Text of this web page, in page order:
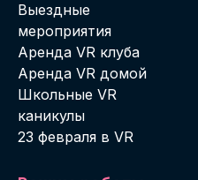
Выездные
мероприятия
Аренда VR клуба
Аренда VR домой
Школьные VR
каникулы
23 февраля в VR